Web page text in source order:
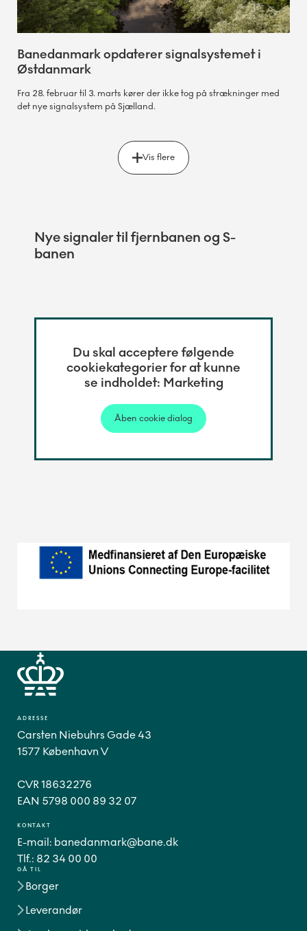
Banedanmark opdaterer signalsystemet i
Østdanmark
Fra 28. februar til 3. marts kører der ikke tog på strækninger med
det nye signalsystem på Sjælland.
Vis flere
Nye signaler til fjernbanen og S-
banen
Du skal acceptere følgende
cookiekategorier for at kunne
se indholdet: Marketing
GÅ TIL
Borger
Leverandør
ADRESSE
Carsten Niebuhrs Gade 43
1577 København V
CVR 18632276
EAN 5798 000 89 32 07
KONTAKT
E-mail: banedanmark@bane.dk
Tlf.: 82 34 00 00